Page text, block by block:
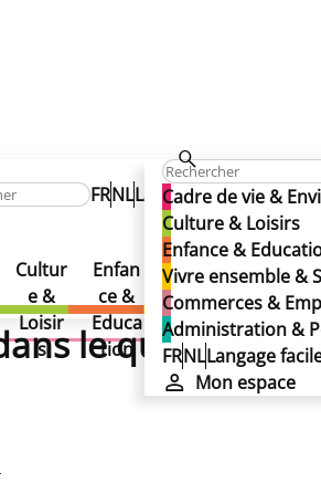
Cadre de vie &
Culture & Loisirs
Enfance &
Vivre ensemble &
Commerces &
Administration &
FRNLLangage
Mon espace
FRNLLangage facile
Cultur
e &
Loisir
s
Enfan
ce &
Educa
tion
Vivre
ense
mble
&
Solida
rité
Com
merce
s &
Emplo
i
un projet de revitalisation urbaine
: un
revitalisation
le quartier
: un projet
urbaine
Brabant